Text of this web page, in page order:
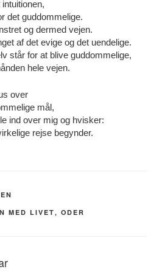
det guddommelige.
og dermed vejen.
af det evige og det uendelige.
står for at blive guddommelige,
hele vejen.
over
mål,
ind over mig og hvisker:
rejse begynder.
MED LIVET, ODER